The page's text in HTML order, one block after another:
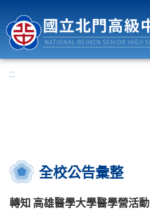
:::
全校公告彙整
轉知 高雄醫學大學醫學營活動